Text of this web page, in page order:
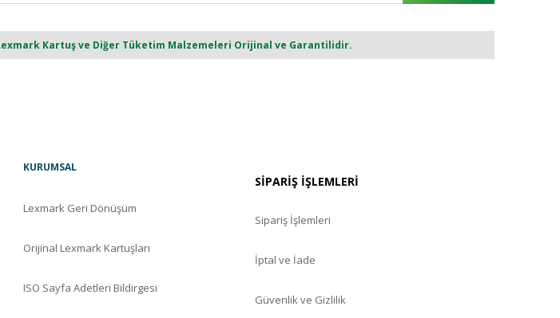
Kartuş ve Diğer Tüketim Malzemeleri Orijinal ve Garantilidir.
KURUMSAL
Lexmark Geri Dönüşüm
Orijinal Lexmark Kartuşları
ISO Sayfa Adetleri Bildirgesi
SİPARİŞ İŞLEMLERİ
Sipariş İşlemleri
İptal ve İade
Güvenlik ve Gizlilik